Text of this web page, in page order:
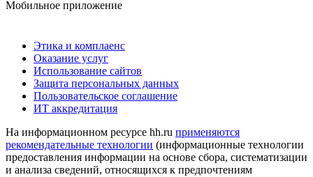
Мобильное приложение
Этика и комплаенс
Оказание услуг
Использование сайтов
Защита персональных данных
Пользовательское соглашение
ИТ аккредитация
На информационном ресурсе hh.ru применяются
рекомендательные технологии (информационные технологии
предоставления информации на основе сбора, систематизации
и анализа сведений, относящихся к предпочтениям